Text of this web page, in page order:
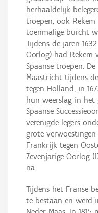
herhaaldelijk
troepen; ook
toenmalige burcht
Tijdens de jaren
Oorlog) had Rekem
Spaanse troepen.
Maastricht tijdens
tegen Holland, in
hun weerslag in het
Spaanse
verenigde legers
grote
Frankrijk tegen
Zevenjarige Oorlog
na.
Tijdens het Franse
te bestaan en werd